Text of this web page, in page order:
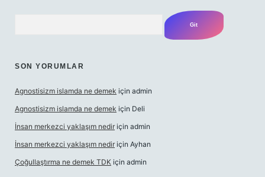
SON YORUMLAR
Agnostisizm islamda ne demek için admin
Agnostisizm islamda ne demek için Deli
İnsan merkezci yaklaşım nedir için admin
İnsan merkezci yaklaşım nedir için Ayhan
Çoğullaştırma ne demek TDK için admin